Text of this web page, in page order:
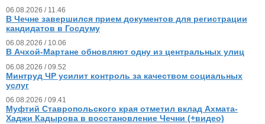
06.08.2026 / 11.46
В Чечне завершился прием документов для регистрации
кандидатов в Госдуму
06.08.2026 / 10.06
В Ачхой-Мартане обновляют одну из центральных улиц
06.08.2026 / 09.52
Минтруд ЧР усилит контроль за качеством социальных
услуг
06.08.2026 / 09.41
Муфтий Ставропольского края отметил вклад Ахмата-
Хаджи Кадырова в восстановление Чечни (+видео)